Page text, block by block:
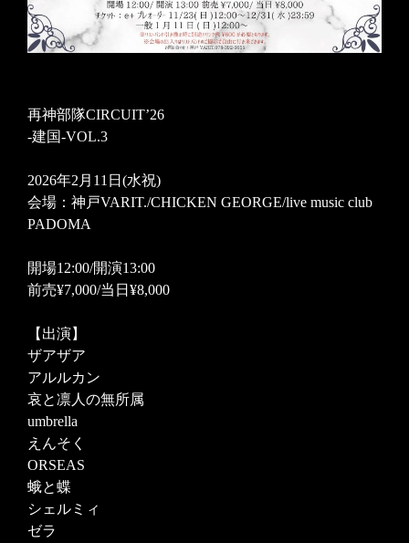
再神部隊CIRCUIT’26
-建国-VOL.3
2026年2月11日(水祝)
会場：神戸VARIT./CHICKEN GEORGE/live music club
PADOMA
開場12:00/開演13:00
前売¥7,000/当日¥8,000
【出演】
ザアザア
アルルカン
哀と凛人の無所属
umbrella
えんそく
ORSEAS
蛾と蝶
シェルミィ
ゼラ